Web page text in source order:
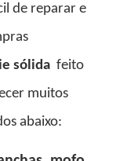
de reparar e
sólida feito
muitos
abaixo: